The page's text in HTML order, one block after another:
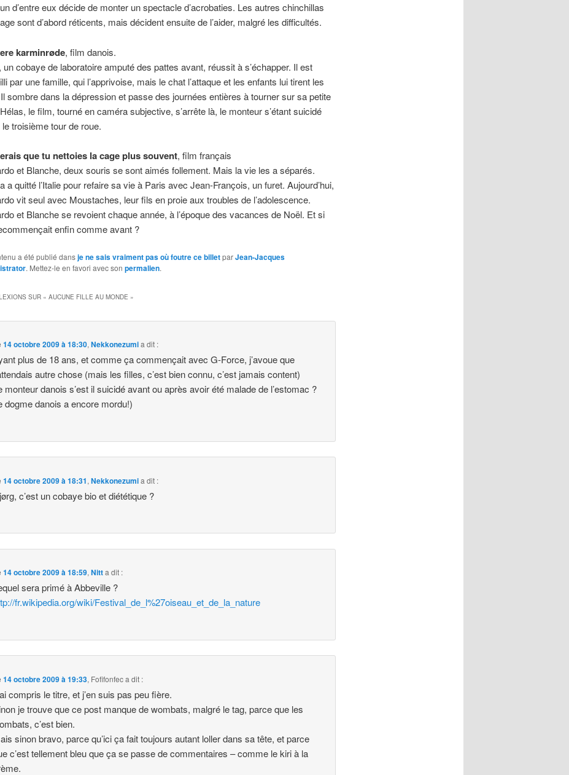
d’entre eux décide de monter un spectacle d’acrobaties. Les autres chinchillas
sont d’abord réticents, mais décident ensuite de l’aider, malgré les difficultés.
karminrøde, film danois.
un cobaye de laboratoire amputé des pattes avant, réussit à s’échapper. Il est
par une famille, qui l’apprivoise, mais le chat l’attaque et les enfants lui tirent les
sombre dans la dépression et passe des journées entières à tourner sur sa petite
le film, tourné en caméra subjective, s’arrête là, le monteur s’étant suicidé
troisième tour de roue.
que tu nettoies la cage plus souvent, film français
et Blanche, deux souris se sont aimés follement. Mais la vie les a séparés.
a quitté l’Italie pour refaire sa vie à Paris avec Jean-François, un furet. Aujourd’hui,
vit seul avec Moustaches, leur fils en proie aux troubles de l’adolescence.
et Blanche se revoient chaque année, à l’époque des vacances de Noël. Et si
enfin comme avant ?
a été publié dansje ne sais vraiment pas où foutre ce billetparJean-Jacques
. Mettez-le en favori avec son permalien.
SUR « AUCUNE FILLE AU MONDE »
14 octobre 2009 à 18:30,Nekkonezumia dit :
plus de 18 ans, et comme ça commençait avec G-Force, j’avoue que
autre chose (mais les filles, c’est bien connu, c’est jamais content)
monteur danois s’est il suicidé avant ou après avoir été malade de l’estomac ?
dogme danois a encore mordu!)
14 octobre 2009 à 18:31,Nekkonezumia dit :
c’est un cobaye bio et diététique ?
14 octobre 2009 à 18:59,Nitta dit :
sera primé à Abbeville ?
fr.wikipedia.org/wiki/Festival_de_l%27oiseau_et_de_la_nature
14 octobre 2009 à 19:33, Fofifonfeca dit :
compris le titre, et j’en suis pas peu fière.
je trouve que ce post manque de wombats, malgré le tag, parce que les
c’est bien.
sinon bravo, parce qu’ici ça fait toujours autant loller dans sa tête, et parce
c’est tellement bleu que ça se passe de commentaires – comme le kiri à la